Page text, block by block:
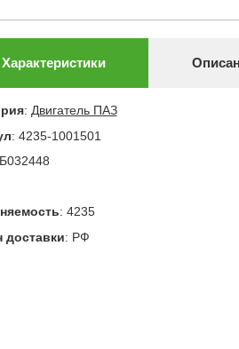
Характеристики
: Двигатель ПАЗ
: 4235-1001501
: 4235
доставки: РФ